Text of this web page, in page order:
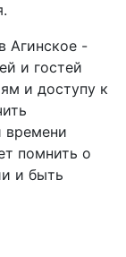
Агинское -
и гостей
и доступу к
времени
помнить о
и быть